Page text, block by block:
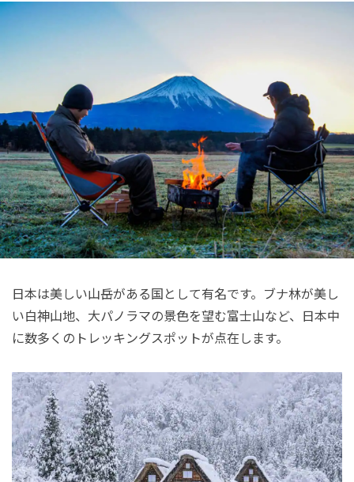
日本は美しい山岳がある国として有名です。ブナ林が美し
い白神山地、大パノラマの景色を望む富士山など、日本中
に数多くのトレッキングスポットが点在します。